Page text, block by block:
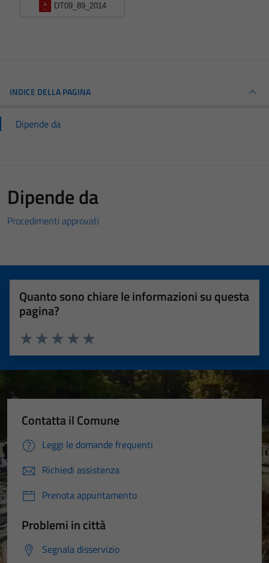
DT09_89_2014
INDICE DELLA PAGINA
Dipende da
Dipende da
Procedimenti approvati
Quanto sono chiare le informazioni su questa
pagina?
Valuta 5 stelle su 5
Valuta 4 stelle su 5
Valuta 3 stelle su 5
Valuta 2 stelle su 5
Valuta 1 stelle su 5
Contatta il Comune
Leggi le domande frequenti
Richiedi assistenza
Prenota appuntamento
Problemi in città
Segnala disservizio